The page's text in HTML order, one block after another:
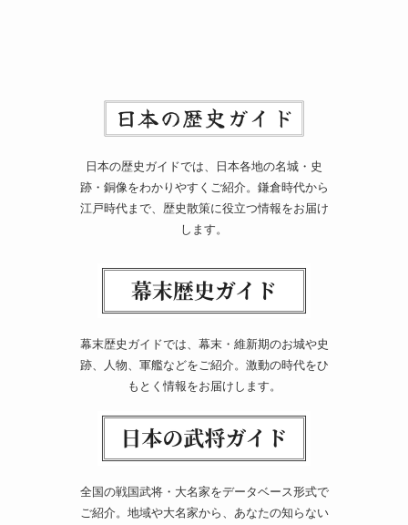
日本の歴史ガイドでは、日本各地の名城・史
跡・銅像をわかりやすくご紹介。鎌倉時代から
江戸時代まで、歴史散策に役立つ情報をお届け
します。
幕末歴史ガイドでは、幕末・維新期のお城や史
跡、人物、軍艦などをご紹介。激動の時代をひ
もとく情報をお届けします。
全国の戦国武将・大名家をデータベース形式で
ご紹介。地域や大名家から、あなたの知らない